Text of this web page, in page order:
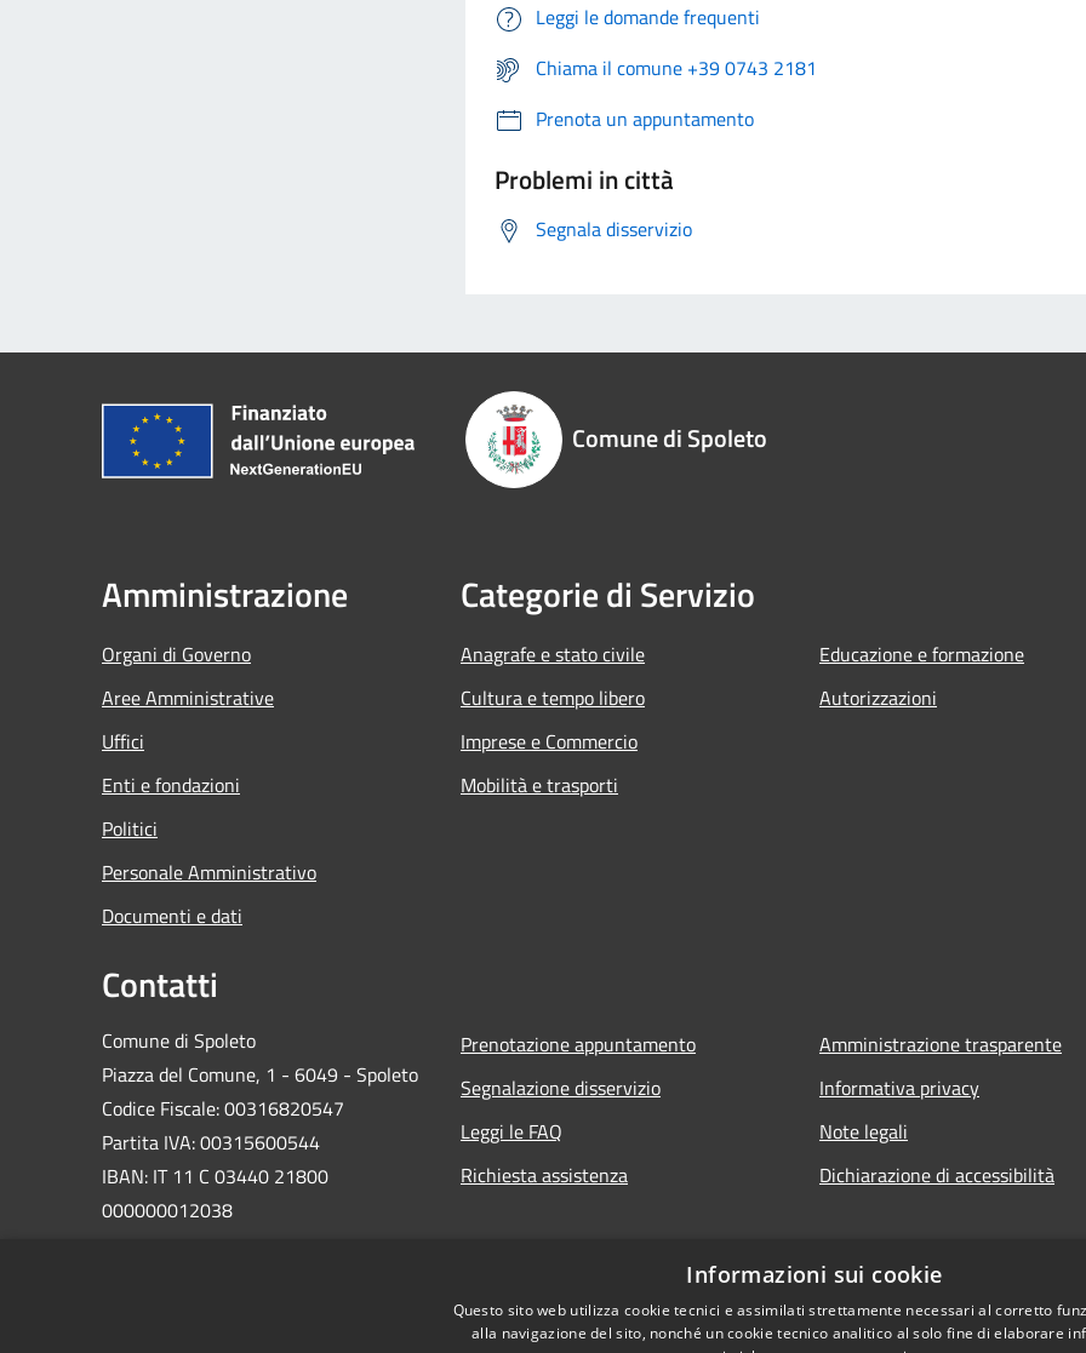
Leggi le domande frequenti
Chiama il comune +39 0743 2181
Prenota un appuntamento
Problemi in città
Segnala disservizio
Comune di Spoleto
Amministrazione
Organi di Governo
Aree Amministrative
Uffici
Enti e fondazioni
Politici
Personale Amministrativo
Documenti e dati
Categorie di Servizio
Anagrafe e stato civile
Cultura e tempo libero
Imprese e Commercio
Mobilità e trasporti
Educazione e formazione
Autorizzazioni
Contatti
Comune di Spoleto
Piazza del Comune, 1 - 6049 - Spoleto
Codice Fiscale: 00316820547
Partita IVA: 00315600544
IBAN: IT 11 C 03440 21800
000000012038
Prenotazione appuntamento
Segnalazione disservizio
Leggi le FAQ
Richiesta assistenza
Amministrazione trasparente
Informativa privacy
Note legali
Dichiarazione di accessibilità
Informazioni sui cookie
Questo sito web utilizza cookie tecnici e assimilati strettamente necessari al corretto
alla navigazione del sito, nonché un cookie tecnico analitico al solo fine di elaborare